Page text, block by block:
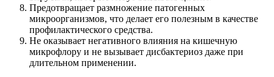
Предотвращает размножение патогенных
микроорганизмов, что делает его полезным в качестве
профилактического средства.
Не оказывает негативного влияния на кишечную
микрофлору и не вызывает дисбактериоз даже при
длительном применении.